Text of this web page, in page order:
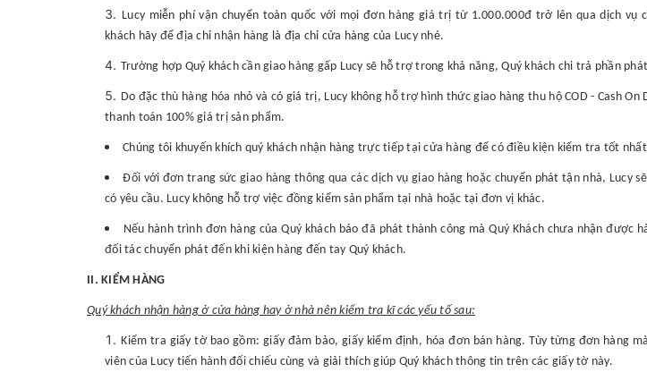
Lucy miễn phí vận chuyển toàn quốc với mọi đơn hàng giá trị từ 1.000.000đ trở lên qua dịch vụ
khách hãy để địa chỉ nhận hàng là địa chỉ cửa hàng của Lucy nhé.
Trường hợp Quý khách cần giao hàng gấp Lucy sẽ hỗ trợ trong khả năng, Quý khách chi trả phần
Do đặc thù hàng hóa nhỏ và có giá trị, Lucy không hỗ trợ hình thức giao hàng thu hộ COD - Cash
thanh toán 100% giá trị sản phẩm.
Chúng tôi khuyến khích quý khách nhận hàng trực tiếp tại cửa hàng để có điều kiện kiểm tra tốt
Đối với đơn trang sức giao hàng thông qua các dịch vụ giao hàng hoặc chuyển phát tận nhà, Lucy
có yêu cầu. Lucy không hỗ trợ việc đồng kiểm sản phẩm tại nhà hoặc tại đơn vị khác.
Nếu hành trình đơn hàng của Quý khách báo đã phát thành công mà Quý Khách chưa nhận
đối tác chuyển phát đến khi kiện hàng đến tay Quý khách.
II. KIỂM HÀNG
Quý khách nhận hàng ở cửa hàng hay ở nhà nên kiểm tra kĩ các yếu tố sau:
Kiểm tra giấy tờ bao gồm: giấy đảm bảo, giấy kiểm định, hóa đơn bán hàng. Tùy từng đơn hàng
viên của Lucy tiến hành đối chiếu cùng và giải thích giúp Quý khách thông tin trên các giấy tờ này.